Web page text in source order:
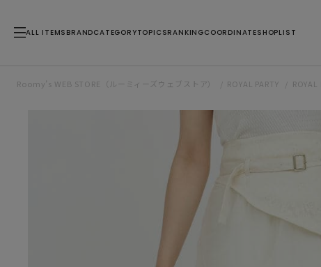
ALL ITEMS BRANDCATEGORYTOPICSRANKINGCOORDINATESHOPLIST
Roomy’s WEB STORE（ルーミィーズウェブストア） ROYAL PARTY